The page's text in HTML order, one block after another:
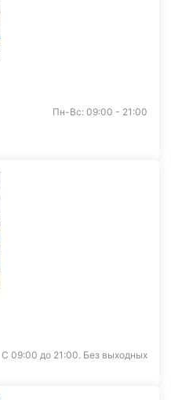
Пн-Вс: 09:00 - 21:00
С 09:00 до 21:00. Без выходных